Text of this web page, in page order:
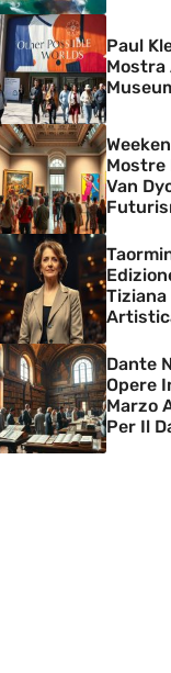
Paul
Mostra
Mostre
Van
Tiziana
Dante
Opere
Marzo
Per Il